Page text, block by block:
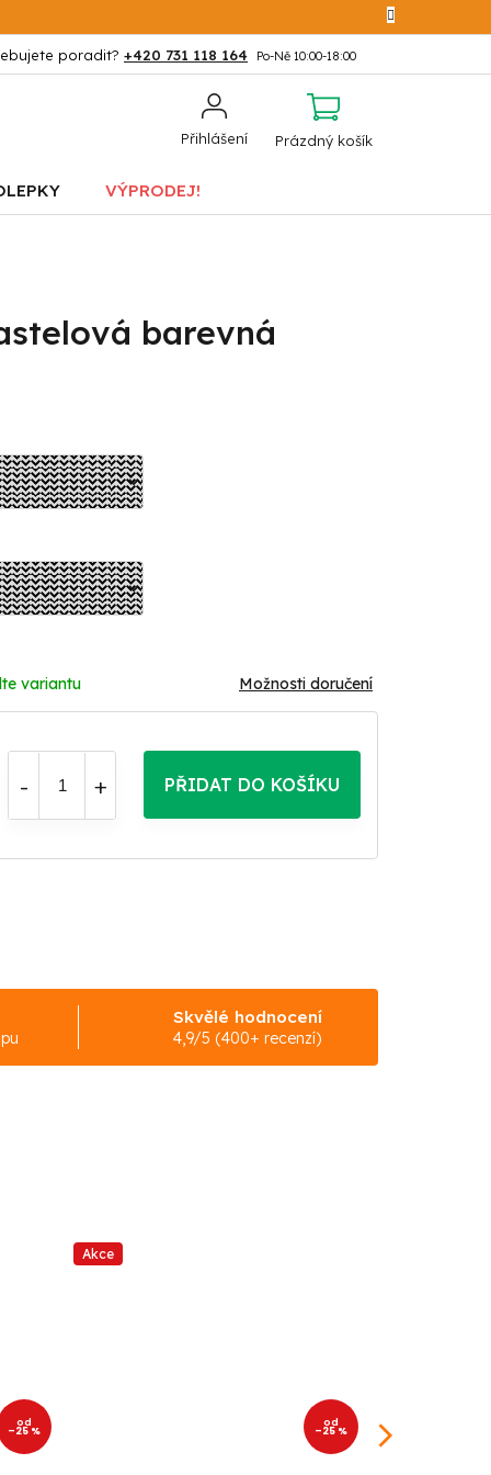
+420 731 118 164
Přihlášení
NÁKUPNÍ
Prázdný košík
VÝPRODEJ!
barevná
variantu Možnosti doručení
PŘIDAT DO KOŠÍKU
Skvělé hodnocení
4,9/5 (400+ recenzí)
od
–25 %
Akce
od
–25 %